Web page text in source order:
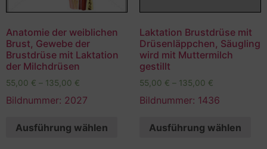
Anatomie der weiblichen
Brust, Gewebe der
Brustdrüse mit Laktation
der Milchdrüsen
55,00 € – 135,00 €
Bildnummer: 2027
Ausführung wählen
Laktation Brustdrüse mit
Drüsenläppchen, Säugling
wird mit Muttermilch
gestillt
55,00 € – 135,00 €
Bildnummer: 1436
Ausführung wählen